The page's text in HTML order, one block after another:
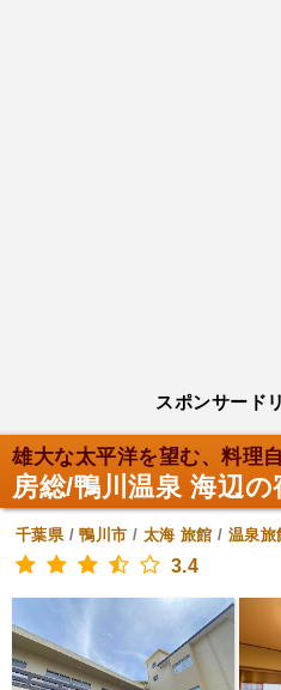
スポンサード
雄大な太平洋を望む、料理自
房総/鴨川温泉 海辺の
千葉県/鴨川市 / 太海 旅館 / 温泉旅
3.4